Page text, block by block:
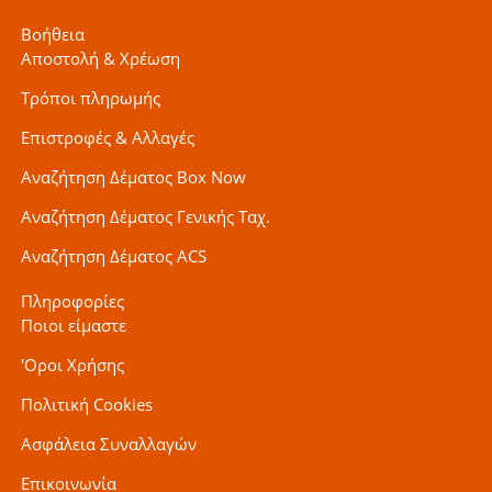
Βοήθεια
Αποστολή & Χρέωση
Τρόποι πληρωμής
Επιστροφές & Αλλαγές
Αναζήτηση Δέματος Box Now
Αναζήτηση Δέματος Γενικής Ταχ.
Αναζήτηση Δέματος ACS
Πληροφορίες
Ποιοι είμαστε
'Οροι Χρήσης
Πολιτική Cookies
Ασφάλεια Συναλλαγών
Επικοινωνία